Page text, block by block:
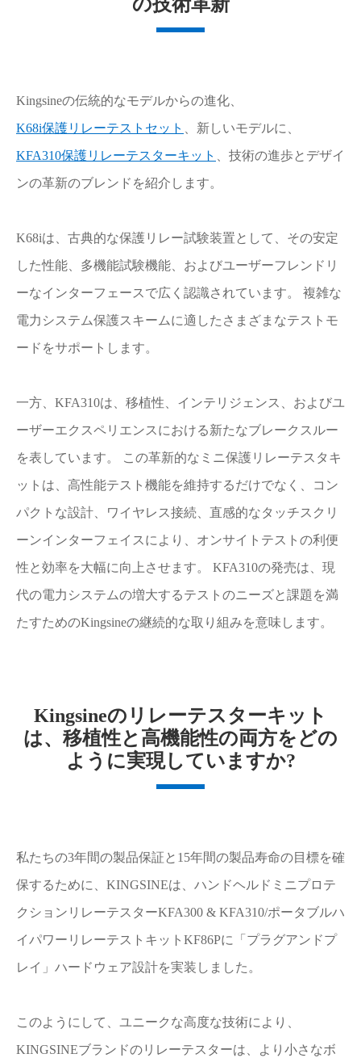
Kingsineの伝統的なモデルからの進化、
K68i保護リレーテストセット
、新しいモデルに、
KFA310保護リレーテスターキット
、技術の進歩とデザイ
ンの革新のブレンドを紹介します。
K68iは、古典的な保護リレー試験装置として、その安定
した性能、多機能試験機能、およびユーザーフレンドリ
ーなインターフェースで広く認識されています。 複雑な
電力システム保護スキームに適したさまざまなテストモ
ードをサポートします。
一方、KFA310は、移植性、インテリジェンス、およびユ
ーザーエクスペリエンスにおける新たなブレークスルー
を表しています。 この革新的なミニ保護リレーテスタキ
ットは、高性能テスト機能を維持するだけでなく、コン
パクトな設計、ワイヤレス接続、直感的なタッチスクリ
ーンインターフェイスにより、オンサイトテストの利便
性と効率を大幅に向上させます。 KFA310の発売は、現
代の電力システムの増大するテストのニーズと課題を満
たすためのKingsineの継続的な取り組みを意味します。
Kingsineのリレーテスターキット
は、移植性と高機能性の両方をどの
ように実現していますか?
私たちの3年間の製品保証と15年間の製品寿命の目標を確
保するために、KINGSINEは、ハンドヘルドミニプロテ
クションリレーテスターKFA300 & KFA310/ポータブルハ
イパワーリレーテストキットKF86Pに「プラグアンドプ
レイ」ハードウェア設計を実装しました。
このようにして、ユニークな高度な技術により、
KINGSINEブランドのリレーテスターは、より小さなボ